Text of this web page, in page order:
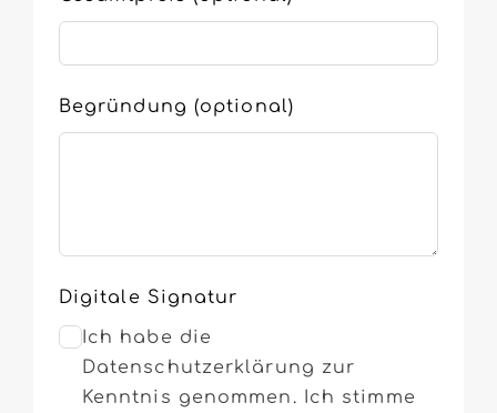
Begründung (optional)
Digitale Signatur
Ich habe die
Datenschutzerklärung zur
Kenntnis genommen. Ich stimme